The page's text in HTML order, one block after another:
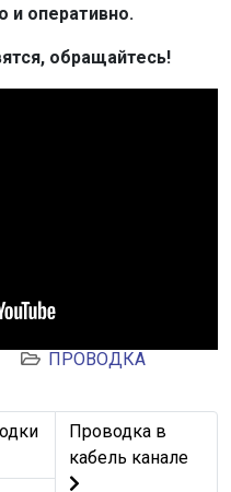
и оперативно.
обращайтесь!
ПРОВОДКА
по
Следующий:
Проводка в
кабель канале